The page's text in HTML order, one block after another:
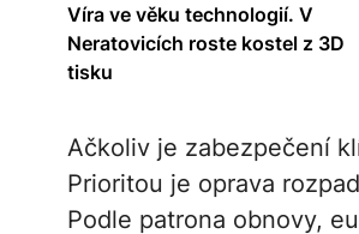
Víra ve věku technologií. V
Neratovicích roste kostel z 3D
tisku
Ačkoliv je zabezpečení
Prioritou je oprava
Podle patrona obnovy,